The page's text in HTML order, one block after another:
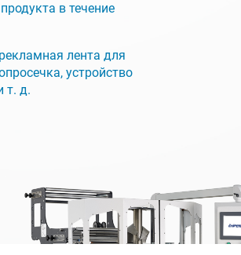
в течение
лента для
устройство
т. д.